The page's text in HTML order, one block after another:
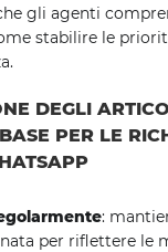
gli agenti
stabilire le
DEGLI
PER LE
:
per riflettere le